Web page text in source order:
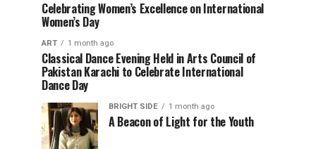
Celebrating Women’s Excellence on International
Women’s Day
ART 1 month ago
Classical Dance Evening Held in Arts Council of
Pakistan Karachi to Celebrate International
Dance Day
BRIGHT SIDE 1 month ago
A Beacon of Light for the Youth